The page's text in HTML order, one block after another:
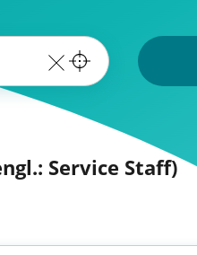
Service Staff)